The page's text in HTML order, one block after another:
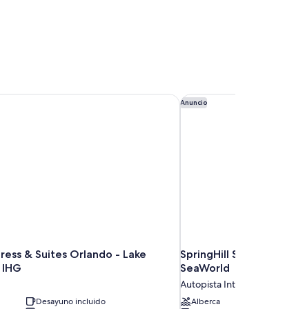
& Suites Orlando - Lake
Desayuno incluido
& Suites Orlando - Lake Buena Vista by IHG
Anuncio
SpringHill Suites
SeaWorld
Autopista International
Alberca
SpringHill Suites by